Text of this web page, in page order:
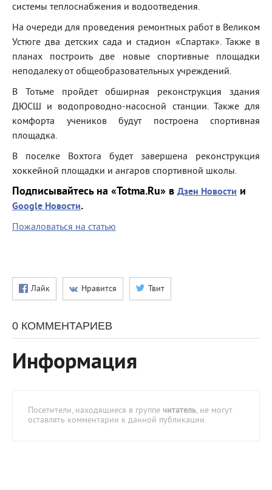
системы теплоснабжения и водоотведения.
На очереди для проведения ремонтных работ в Великом
Устюге два детских сада и стадион «Спартак». Также в
планах построить две новые спортивные площадки
неподалеку от общеобразовательных учреждений.
В Тотьме пройдет обширная реконструкция здания
ДЮСШ и водопроводно-насосной станции. Также для
комфорта учеников будут построена спортивная
площадка.
В поселке Вохтога будет завершена реконструкция
хоккейной площадки и ангаров спортивной школы.
Подписывайтесь на «Totma.Ru» в Дзен Новости и
Google Новости.
Пожаловаться на статью
Лайк Нравится Твит
0 КОММЕНТАРИЕВ
Информация
Посетители, находящиеся в группе читатель, не могут
оставлять комментарии к данной публикации.